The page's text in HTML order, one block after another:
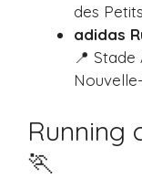
des
adidas
📍 Stade
Running
🏃